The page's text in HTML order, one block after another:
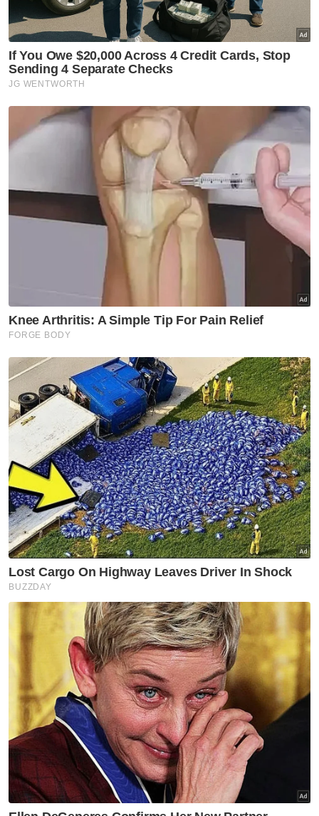
halaman
Semasa
Penerbangan mencemaskan,
penumpang didakwa cuba
buka pintu kecemasan
Semasa
Pelajar kolej lemas ketika
mandi-manda bersama
sembilan rakan
Semasa
Ismail Sabri didakwa esok di
Mahkamah Sesyen Kuala
Lumpur